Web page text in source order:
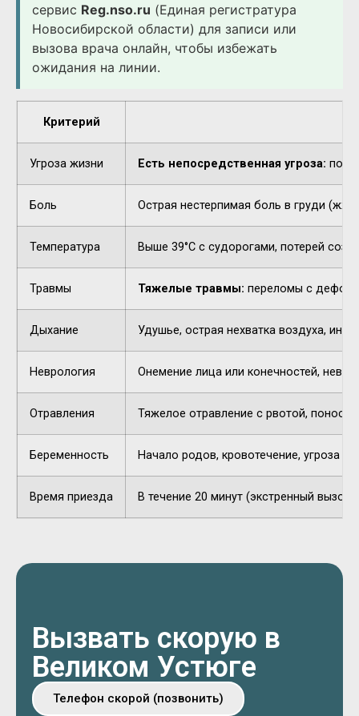
сервис Reg.nso.ru (Единая регистратура
Новосибирской области) для записи или
вызова врача онлайн, чтобы избежать
ожидания на линии.
Критерий
Угроза жизни Есть непосредственная угроза:
Боль Острая нестерпимая боль в груди
Температура Выше 39°C с судорогами, потерей
Травмы Тяжелые травмы: переломы с
Дыхание Удушье, острая нехватка воздуха,
Неврология Онемение лица или конечностей,
Отравления Тяжелое отравление с рвотой,
Беременность Начало родов, кровотечение, угроза
Время приезда В течение 20 минут (экстренный вызов).
Вызвать скорую в
Великом Устюге
Телефон скорой (позвонить)